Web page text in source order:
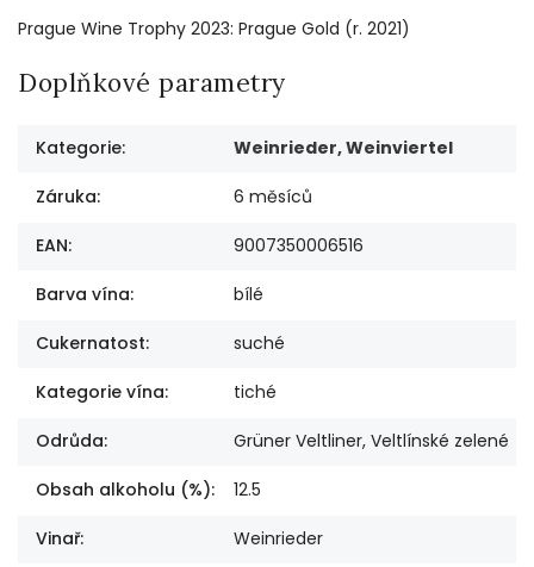
Prague Wine Trophy 2023: Prague Gold (r. 2021)
Doplňkové parametry
Kategorie: Weinrieder, Weinviertel
Záruka: 6 měsíců
EAN: 9007350006516
Barva vína: bílé
Cukernatost: suché
Kategorie vína: tiché
Odrůda: Grüner Veltliner, Veltlínské zelené
Obsah alkoholu (%): 12.5
Vinař: Weinrieder